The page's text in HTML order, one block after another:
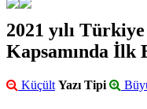
2021 yılı
Kapsamında İlk
Küçült Yazı Tipi